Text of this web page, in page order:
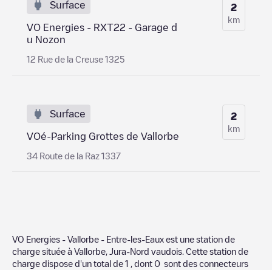
Surface
VO Energies - RXT22 - Garage d
u Nozon
12 Rue de la Creuse 1325
2
km
Surface
VOé-Parking Grottes de Vallorbe
34 Route de la Raz 1337
2
km
VO Energies - Vallorbe - Entre-les-Eaux est une station de
charge située à Vallorbe Jura-Nord vaudois . Cette station de
charge dispose d'un total de 1 , dont 0 sont des connecteurs